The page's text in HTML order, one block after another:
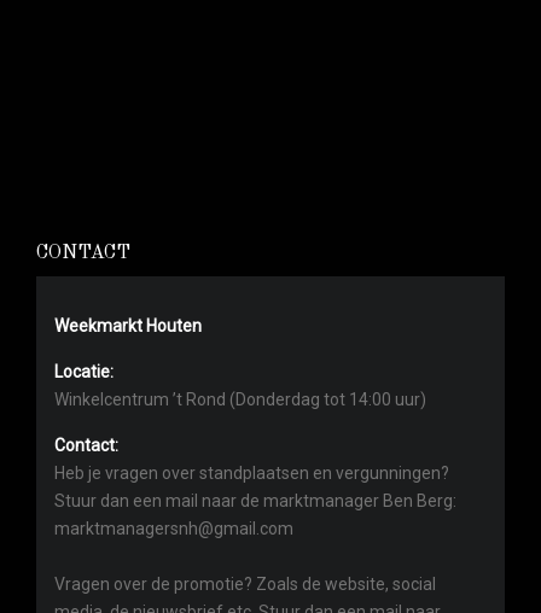
CONTACT
Weekmarkt Houten
Locatie:
Winkelcentrum ’t Rond (Donderdag tot 14:00 uur)
Contact:
Heb je vragen over standplaatsen en vergunningen?
Stuur dan een mail naar de marktmanager Ben Berg:
marktmanagersnh@gmail.com
Vragen over de promotie? Zoals de website, social